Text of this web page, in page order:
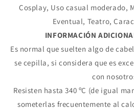
Cosplay, Uso casual moderado,
Eventual, Teatro,
INFORMACIÓN
Es normal que suelten algo de
se cepilla, si considera que es
con
Resisten hasta 340 ºC (de igual
someterlas frecuentemente al
Compra ahora y
sin tarjeta de